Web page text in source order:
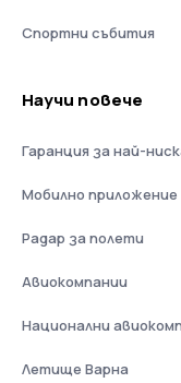
Спортни събития
Научи повече
Гаранция за най-
Мобилно приложение
Радар за полети
Авиокомпании
Национални
Летище Варна